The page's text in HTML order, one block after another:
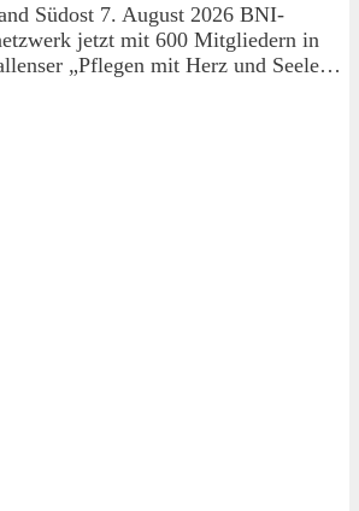
Südost 7. August 2026 BNI-
jetzt mit 600 Mitgliedern in
„Pflegen mit Herz und Seele…